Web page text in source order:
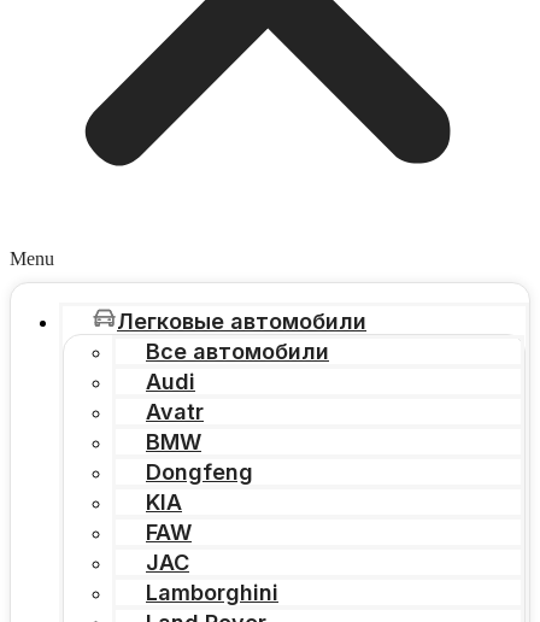
Menu
Легковые автомобили
Все автомобили
Audi
Avatr
BMW
Dongfeng
KIA
FAW
JAC
Lamborghini